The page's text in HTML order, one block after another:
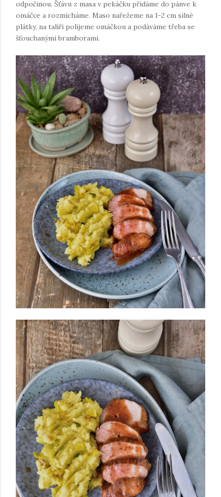
odpočinou. Šťávu z masa v pekáčku přidáme do pánve k
omáčce a rozmícháme. Maso nařežeme na 1-2 cm silné
plátky, na talíři polijeme omáčkou a podáváme třeba se
šťouchanými bramborami.